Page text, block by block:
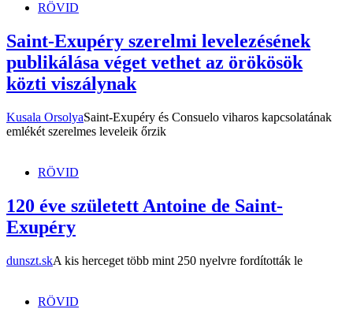
RÖVID
Saint-Exupéry szerelmi levelezésének
publikálása véget vethet az örökösök
közti viszálynak
Kusala OrsolyaSaint-Exupéry és Consuelo viharos kapcsolatának
emlékét szerelmes leveleik őrzik
RÖVID
120 éve született Antoine de Saint-
Exupéry
dunszt.skA kis herceget több mint 250 nyelvre fordították le
RÖVID